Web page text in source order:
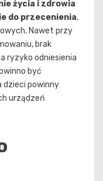
życia i zdrowia
do przecenienia,
Nawet przy
brak
ryzyko odniesienia
być
dzieci powinny
urządzeń